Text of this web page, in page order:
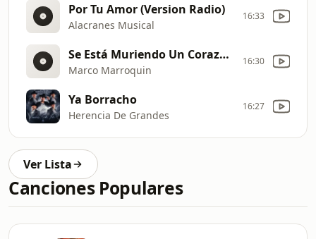
Por Tu Amor (Version Radio)
Alacranes Musical
16:33
Se Está Muriendo Un Corazón (En Vivo)
Marco Marroquin
16:30
Ya Borracho
Herencia De Grandes
16:27
Ver Lista
Canciones Populares